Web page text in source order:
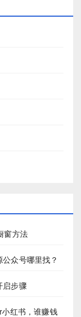
窗方法
众号哪里找？
启步骤
红书，谁赚钱